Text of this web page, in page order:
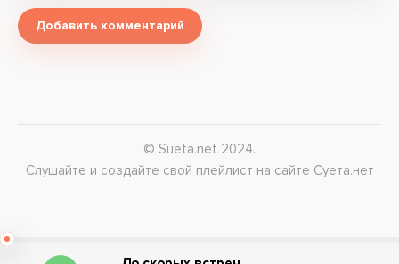
Добавить комментарий
© Sueta.net 2024.
Слушайте и создайте свой плейлист на сайте Суета.нет